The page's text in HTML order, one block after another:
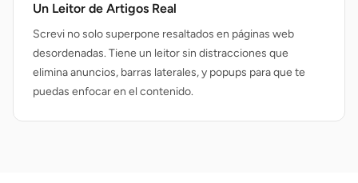
Un Leitor de Artigos Real
Screvi no solo superpone resaltados en páginas web
desordenadas. Tiene un leitor sin distracciones que
elimina anuncios, barras laterales, y popups para que te
puedas enfocar en el contenido.